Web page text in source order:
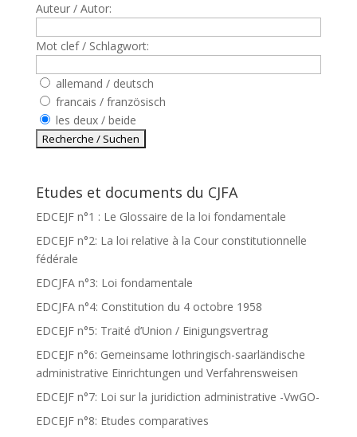
Auteur / Autor:
Mot clef / Schlagwort:
allemand / deutsch
francais / französisch
les deux / beide
Etudes et documents du CJFA
EDCEJF n°1 : Le Glossaire de la loi fondamentale
EDCEJF n°2: La loi relative à la Cour constitutionnelle
fédérale
EDCJFA n°3: Loi fondamentale
EDCJFA n°4: Constitution du 4 octobre 1958
EDCEJF n°5: Traité d’Union / Einigungsvertrag
EDCEJF n°6: Gemeinsame lothringisch-saarländische
administrative Einrichtungen und Verfahrensweisen
EDCEJF n°7: Loi sur la juridiction administrative -VwGO-
EDCEJF n°8: Etudes comparatives